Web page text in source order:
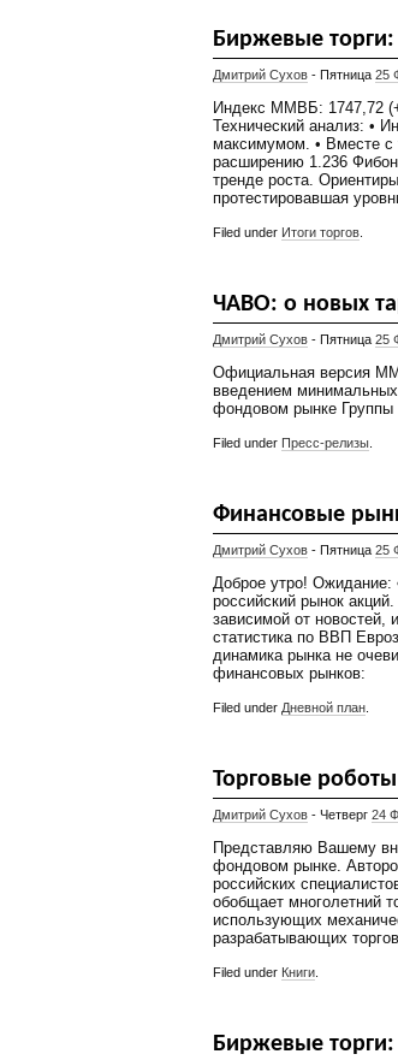
Биржевые торги:
Дмитрий Сухов - Пятница 25
Индекс ММВБ: 1747,72
Технический анализ: •
максимумом. • Вместе с
расширению 1.236
тренде роста.
протестировавшая
Filed under Итоги торгов
ЧАВО: о новых
Дмитрий Сухов - Пятница 25
Официальная версия
введением
фондовом рынке
Filed under Пресс-релизы
Финансовые
Дмитрий Сухов - Пятница 25
Доброе утро! Ожидание:
российский рынок
зависимой от новостей,
статистика по ВВП
динамика рынка не
финансовых рынков:
Filed under Дневной план
Торговые
Дмитрий Сухов - Четверг 24
Представляю Вашему
фондовом рынке.
российских
обобщает многолетний
использующих
разрабатывающих
Filed under Книги
Биржевые торги: